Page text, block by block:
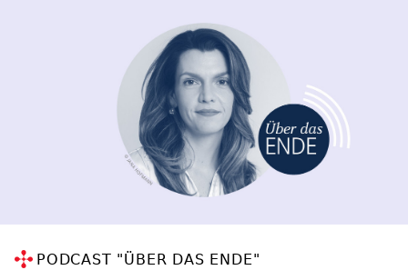
PODCAST "ÜBER DAS ENDE"